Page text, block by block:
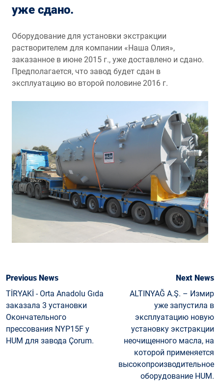
уже сдано.
Оборудование для установки экстракции
растворителем для компании «Наша Олия»,
заказанное в июне 2015 г., уже доставлено и сдано.
Предполагается, что завод будет сдан в
эксплуатацию во второй половине 2016 г.
Previous News
TİRYAKİ - Orta Anadolu Gıda
заказала 3 установки
Окончательного
прессования NYP15F у
HUM для завода Çorum.
Next News
ALTINYAĞ A.Ş. – Измир
уже запустила в
эксплуатацию новую
установку экстракции
неочищенного масла, на
которой применяется
высокопроизводительное
оборудование HUM.